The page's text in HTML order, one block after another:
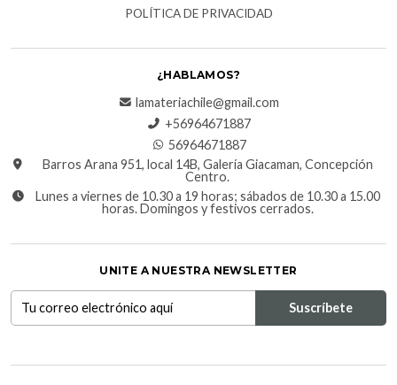
POLÍTICA DE PRIVACIDAD
¿HABLAMOS?
lamateriachile@gmail.com
+56964671887
56964671887
Barros Arana 951, local 14B, Galería Giacaman, Concepción
Centro.
Lunes a viernes de 10.30 a 19 horas; sábados de 10.30 a 15.00
horas. Domingos y festivos cerrados.
UNITE A NUESTRA NEWSLETTER